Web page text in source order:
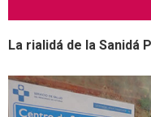
La rialidá de la Sanidá